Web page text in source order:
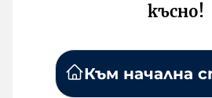
късно!
Към начална